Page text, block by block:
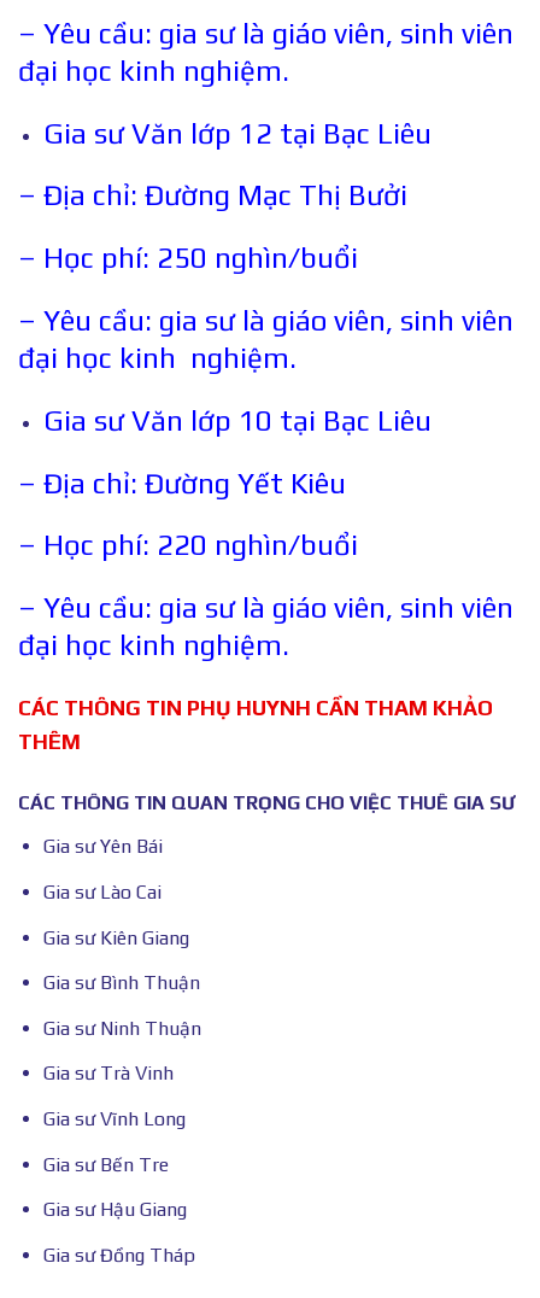
– Yêu cầu: gia sư là giáo viên, sinh viên
đại học kinh nghiệm.
Gia sư Văn lớp 12 tại Bạc Liêu
– Địa chỉ: Đường Mạc Thị Bưởi
– Học phí: 250 nghìn/buổi
– Yêu cầu: gia sư là giáo viên, sinh viên
đại học kinh nghiệm.
Gia sư Văn lớp 10 tại Bạc Liêu
– Địa chỉ: Đường Yết Kiêu
– Học phí: 220 nghìn/buổi
– Yêu cầu: gia sư là giáo viên, sinh viên
đại học kinh nghiệm.
CÁC THÔNG TIN PHỤ HUYNH CẦN THAM KHẢO
THÊM
CÁC THÔNG TIN QUAN TRỌNG CHO VIỆC THUÊ GIA SƯ
Gia sư Yên Bái
Gia sư Lào Cai
Gia sư Kiên Giang
Gia sư Bình Thuận
Gia sư Ninh Thuận
Gia sư Trà Vinh
Gia sư Vĩnh Long
Gia sư Bến Tre
Gia sư Hậu Giang
Gia sư Đồng Tháp